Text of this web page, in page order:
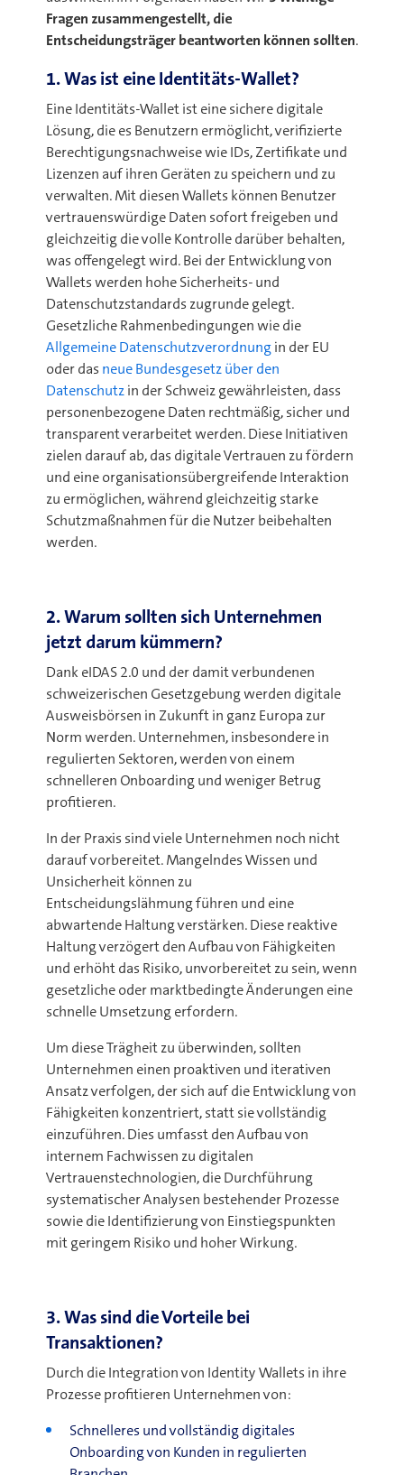
Fragen zusammengestellt, die
Entscheidungsträgerbeantworten können sollten.
1. Was ist eine Identitäts-Wallet?
Eine Identitäts-Wallet ist eine sichere digitale
Lösung, die es Benutzern ermöglicht, verifizierte
Berechtigungsnachweise wie IDs, Zertifikate und
Lizenzen auf ihren Geräten zu speichern und zu
verwalten. Mit diesen Wallets können Benutzer
vertrauenswürdige Daten sofort freigeben und
gleichzeitig die volle Kontrolle darüber behalten,
was offengelegt wird. Bei der Entwicklung von
Wallets werden hohe Sicherheits- und
Datenschutzstandards zugrunde gelegt.
Gesetzliche Rahmenbedingungen wie die
Allgemeine Datenschutzverordnungin der EU
oder das neue Bundesgesetz über den
Datenschutzin der Schweiz gewährleisten, dass
personenbezogene Daten rechtmäßig, sicher und
transparent verarbeitet werden. Diese Initiativen
zielen darauf ab, das digitale Vertrauen zu fördern
und eine organisationsübergreifende Interaktion
zu ermöglichen, während gleichzeitig starke
Schutzmaßnahmen für die Nutzer beibehalten
werden.
2. Warum sollten sich Unternehmen
jetzt darum kümmern?
Dank eIDAS 2.0 und der damit verbundenen
schweizerischen Gesetzgebung werden digitale
Ausweisbörsen in Zukunft in ganz Europa zur
Norm werden. Unternehmen, insbesondere in
regulierten Sektoren, werden von einem
schnelleren Onboarding und weniger Betrug
profitieren.
In der Praxis sind viele Unternehmen noch nicht
darauf vorbereitet. Mangelndes Wissen und
Unsicherheit können zu
Entscheidungslähmung führen und eine
abwartende Haltung verstärken. Diese reaktive
Haltung verzögert den Aufbau von Fähigkeiten
und erhöht das Risiko, unvorbereitet zu sein, wenn
gesetzliche oder marktbedingte Änderungen eine
schnelle Umsetzung erfordern.
Um diese Trägheit zu überwinden, sollten
Unternehmen einen proaktiven und iterativen
Ansatz verfolgen, der sich auf die Entwicklung von
Fähigkeiten konzentriert, statt sie vollständig
einzuführen. Dies umfasst den Aufbau von
internem Fachwissen zu digitalen
Vertrauenstechnologien, die Durchführung
systematischer Analysen bestehender Prozesse
sowie die Identifizierung von Einstiegspunkten
mit geringem Risiko und hoher Wirkung.
3. Was sind die Vorteile bei
Transaktionen?
Durch die Integration von Identity Wallets in ihre
Prozesse profitieren Unternehmen von:
Schnelleres und vollständig digitales
Onboarding von Kunden in regulierten